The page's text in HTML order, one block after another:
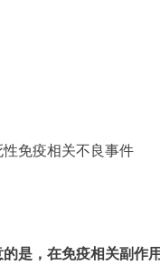
性免疫相关不良事件
是，在免疫相关副作